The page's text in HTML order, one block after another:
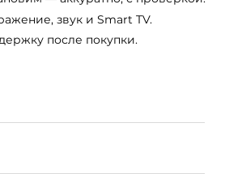
звук и Smart TV.
после покупки.